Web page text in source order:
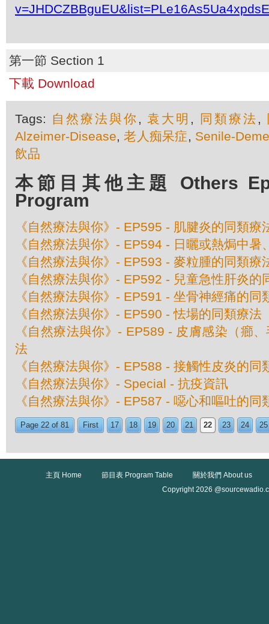
第一節 Section 1
下載 Download
Tags: 自然療法與你 ,袁大明 , 同類療法 ,
Alzeimer-Disease,老人痴呆症, Senile-
飲品
本節目其他主題 Others
Program
《自然療法與你》- EP595 - 肌腱炎的同類療
《自然療法與你》- EP594 - 日曬或熱焗中暑
《自然療法與你》- EP593 - 麥粒腫的同類療
《自然療法與你》- EP592 - 兒童急性肝炎的
《自然療法與你》- EP591 - 坐骨神經痛的同
《自然療法與你》- EP590 - 怯場的同類療法
《自然療法與你》- EP589 - 皮膚感染（癤
法
《自然療法與你》- EP588 - 接觸性皮炎的同
《自然療法與你》- Special - 抗疫資訊
《自然療法與你》- EP587 - 噁心和嘔吐的同
Page 22 of 81 First 17 18 19 20 21 22 23 24 25
主頁 Home 節目表 Program Table
關於我們 About us
Copyright 2026